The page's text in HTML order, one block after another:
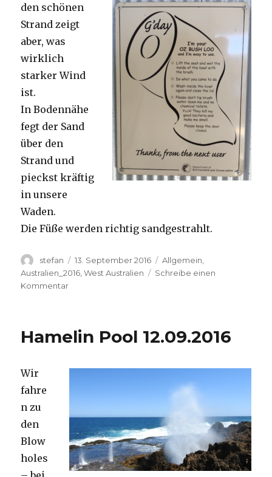
den schönen
Strand zeigt
aber, was
wirklich
starker Wind
ist.
In Bodennähe
fegt der Sand
über den
Strand und
pieckst kräftig
in unsere
Waden.
Die Füße werden richtig sandgestrahlt.
Autor
stefan
Veröffentlicht
am
13. September 2016 Kategorien
Allgemein
Australien_2016 ,West Australien
Schreibe einen
Kommentarzu
Hamelin Pool 12.09.2016
Wir
fahre
n zu
den
Blow
holes